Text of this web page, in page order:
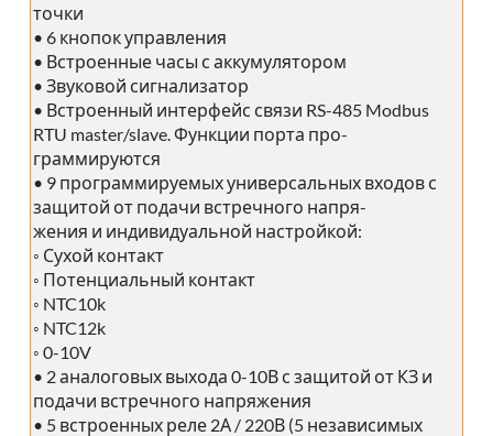
точки
• 6 кнопок управления
• Встроенные часы с аккумулятором
• Звуковой сигнализатор
• Встроенный интерфейс связи RS-485 Modbus
RTU master/slave. Функции порта про-
граммируются
• 9 программируемых универсальных входов с
защитой от подачи встречного напря-
жения и индивидуальной настройкой:
◦ Сухой контакт
◦ Потенциальный контакт
◦ NTC10k
◦ NTC12k
◦ 0-10V
• 2 аналоговых выхода 0-10В с защитой от КЗ и
подачи встречного напряжения
• 5 встроенных реле 2А / 220В (5 независимых